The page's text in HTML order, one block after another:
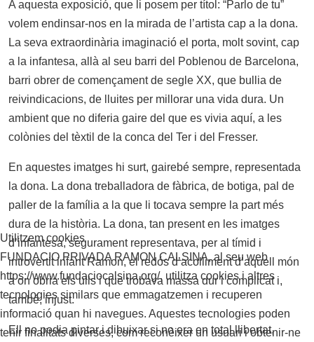
A aquesta exposició, que li posem per títol: “Parlo de tu”
volem endinsar-nos en la mirada de l’artista cap a la dona.
La seva extraordinària imaginació el porta, molt sovint, cap
a la infantesa, allà al seu barri del Poblenou de Barcelona,
barri obrer de començament de segle XX, que bullia de
reivindicacions, de lluites per millorar una vida dura. Un
ambient que no diferia gaire del que es vivia aquí, a les
colònies del tèxtil de la conca del Ter i del Fresser.
En aquestes imatges hi surt, gairebé sempre, representada
la dona. La dona treballadora de fàbrica, de botiga, pal de
paller de la família a la que li tocava sempre la part més
dura de la història. La dona, tan present en les imatges
d’infantesa, segurament representava, per al tímid i
introvertit infant Ramon, el redós d’acolliment d’aquell món
a on obria els ulls i que trobava massa dur i complicat i,
també, injust.
Ell no podia pintar i dibuixar si no era en total llibertat,
Utilitzem cookies
FUNDACIO PRIVADA RAMON CALSINA, al seu web
https://www.fundaciocalsina.org/, utilitza cookies i altres
tecnologies similars que emmagatzemen i recuperen
informació quan hi navegues. Aquestes tecnologies poden
tenir finalitats diverses, com reconèixer un usuari i obtenir-ne